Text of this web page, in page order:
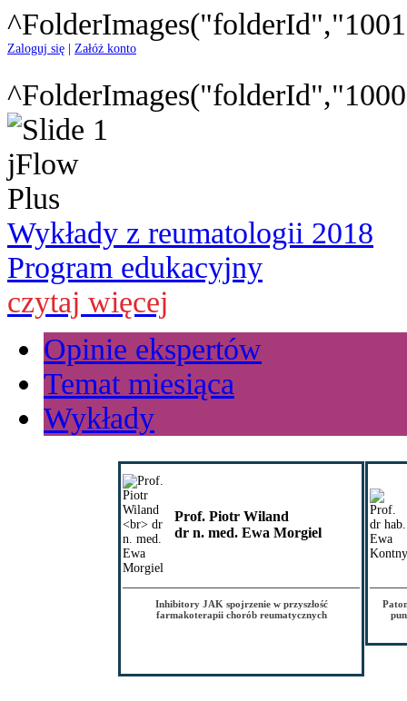
Zaloguj się Załóż konto
Wykłady z reumatologii 2018
Program edukacyjny
czytaj więcej
Opinie ekspertów
Temat miesiąca
Wykłady
Prof. Piotr Wiland
dr n. med. Ewa Morgiel
Inhibitory JAK spojrzenie w przyszłość
farmakoterapii chorób reumatycznych